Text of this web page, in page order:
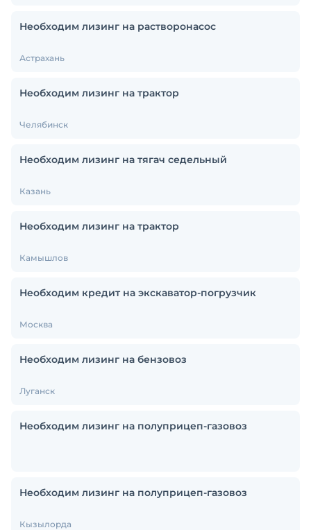
Необходим лизинг на растворонасос
Астрахань
Необходим лизинг на трактор
Челябинск
Необходим лизинг на тягач седельный
Казань
Необходим лизинг на трактор
Камышлов
Необходим кредит на экскаватор-погрузчик
Москва
Необходим лизинг на бензовоз
Луганск
Необходим лизинг на полуприцеп-газовоз
Необходим лизинг на полуприцеп-газовоз
Кызылорда